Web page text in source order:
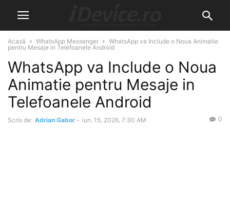
Acasă WhatsApp Messenger
WhatsApp va Include o Noua Animatie
pentru Mesaje in Telefoanele Android
WhatsApp va Include o Noua
Animatie pentru Mesaje in
Telefoanele Android
Scris de: Adrian Gabor - iun. 15, 2026, 7:30 AM 0